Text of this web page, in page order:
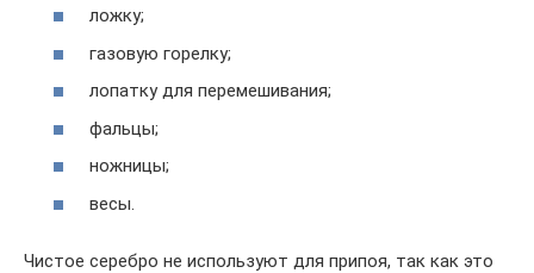
ложку;
газовую горелку;
лопатку для перемешивания;
фальцы;
ножницы;
весы.
Чистое серебро не используют для припоя, так как это